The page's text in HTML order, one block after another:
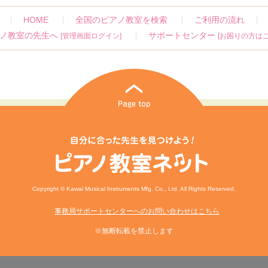
HOME 全国のピアノ教室を検索
ご利用の流れ
教室の先生へ [管理画面ログイン] サポートセンター [お困りの方は
Copyright © Kawai Musical Instruments Mfg. Co., Ltd. All Rights Reserved.
事務局サポートセンターへのお問い合わせはこちら
※無断転載を禁止します